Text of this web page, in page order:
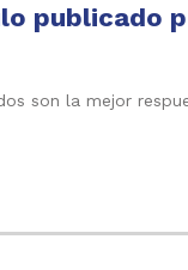
publicado
son la mejor